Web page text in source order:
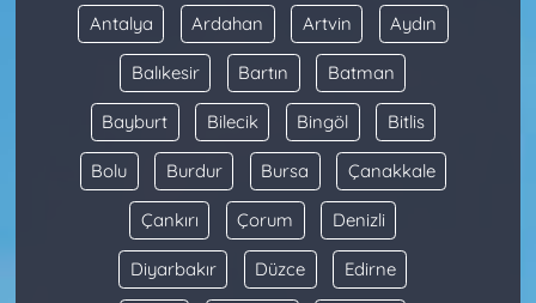
Antalya Ardahan Artvin Aydın
Balıkesir Bartın Batman
Bayburt Bilecik Bingöl Bitlis
Bolu Burdur Bursa Çanakkale
Çankırı Çorum Denizli
Diyarbakır Düzce Edirne